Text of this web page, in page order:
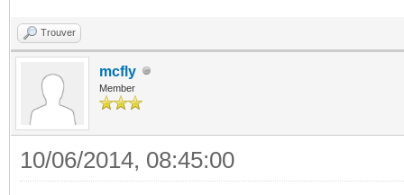
Trouver
mcfly
Member
10/06/2014, 08:45:00